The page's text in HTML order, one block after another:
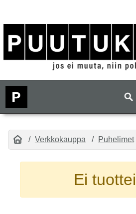
Verkkokauppa Puhelimet
Ei